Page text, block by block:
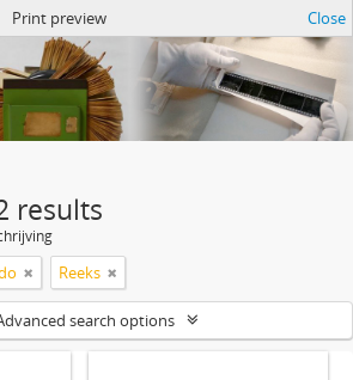
Print preview Close
results
Reeks
search options